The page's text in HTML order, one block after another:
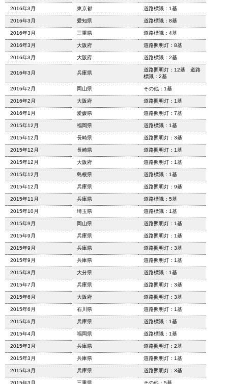
2016年3月 東京都 道路標識：1基
2016年3月 愛知県 道路標識：8基
2016年3月 三重県 道路標識：4基
2016年3月 大阪府 道路照明灯：8基
2016年3月 大阪府 道路標識：2基
2016年3月 兵庫県
道路照明灯：12基 道路
標識：2基
2016年2月 岡山県 その他：1基
2016年2月 大阪府 道路照明灯：1基
2016年1月 愛媛県 道路照明灯：7基
2015年12月 福岡県 道路標識：1基
2015年12月 長崎県 道路照明灯：3基
2015年12月 長崎県 道路照明灯：1基
2015年12月 大阪府 道路照明灯：1基
2015年12月 島根県 道路標識：1基
2015年12月 兵庫県 道路照明灯：9基
2015年11月 兵庫県 道路標識：5基
2015年10月 埼玉県 道路標識：1基
2015年9月 岡山県 道路照明灯：1基
2015年9月 兵庫県 道路照明灯：1基
2015年9月 兵庫県 道路照明灯：3基
2015年9月 兵庫県 道路照明灯：1基
2015年8月 大分県 道路標識：1基
2015年7月 兵庫県 道路照明灯：3基
2015年6月 大阪府 道路照明灯：3基
2015年6月 石川県 道路照明灯：1基
2015年6月 兵庫県 道路標識：1基
2015年4月 福岡県 道路標識：1基
2015年3月 兵庫県 道路照明灯：2基
2015年3月 兵庫県 道路照明灯：1基
2015年3月 兵庫県 道路照明灯：3基
2015年3月 三重県 その他：5基